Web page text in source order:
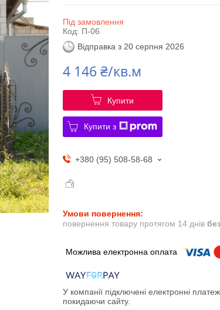
Під замовлення
Код: П-06
Відправка з 20 серпня 2026
4 146 ₴/кв.м
Купити
Купити з
+380 (95) 508-58-68
повернення товару протягом 14 днів
У компанії підключені електронні
покидаючи сайту.